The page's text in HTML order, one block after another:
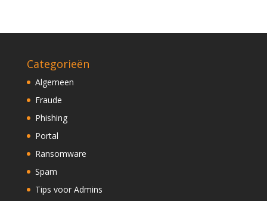
Categorieën
Algemeen
Fraude
Phishing
Portal
Ransomware
Spam
Tips voor Admins